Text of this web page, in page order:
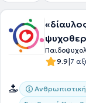
9.9|7